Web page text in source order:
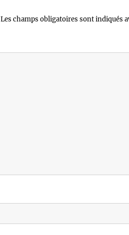
Les champs obligatoires sont indiqués